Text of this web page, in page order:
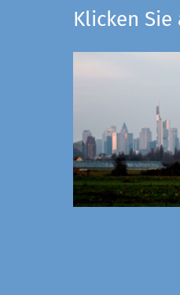
Klicken